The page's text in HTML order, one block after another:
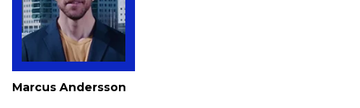
Marcus Andersson